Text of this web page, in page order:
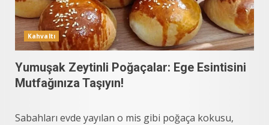
Kahvaltı
Yumuşak Zeytinli Poğaçalar: Ege Esintisini
Mutfağınıza Taşıyın!
Sabahları evde yayılan o mis gibi poğaça kokusu,